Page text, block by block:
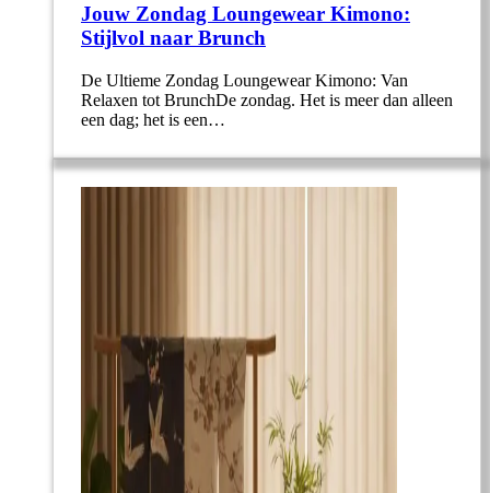
Jouw Zondag Loungewear Kimono:
Stijlvol naar Brunch
De Ultieme Zondag Loungewear Kimono: Van
Relaxen tot BrunchDe zondag. Het is meer dan alleen
een dag; het is een…